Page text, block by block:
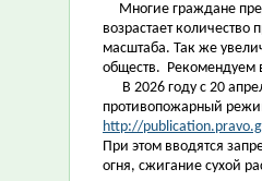
Многие граждане
возрастает
масштаба. Так же
обществ. Рекомендуем
В 2026 году с 20
противопожарный
http://
При этом вводятся
огня, сжигание сухой